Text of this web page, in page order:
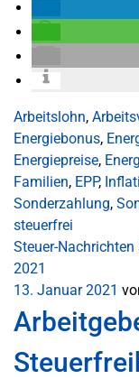
Arbeitslohn,
Energiebonus,
Energiepreise,
Familien, EPP,
Sonderzahlung,
steuerfrei
Steuer-Nachrichten
2021
13. Januar 2021